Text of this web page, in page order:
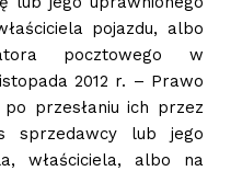
pojazdu, albo
pocztowego w
2012 r. – Prawo
przesłaniu ich przez
sprzedawcy lub jego
właściciela, albo na